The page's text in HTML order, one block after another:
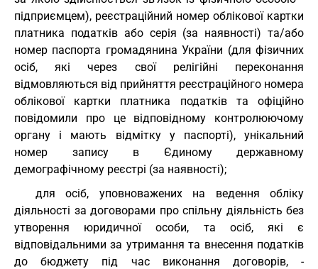
підприємцем), реєстраційний номер облікової картки
платника податків або серія (за наявності) та/або
номер паспорта громадянина України (для фізичних
осіб, які через свої релігійні переконання
відмовляються від прийняття реєстраційного номера
облікової картки платника податків та офіційно
повідомили про це відповідному контролюючому
органу і мають відмітку у паспорті), унікальний
номер запису в Єдиному державному
демографічному реєстрі (за наявності);
для осіб, уповноважених на ведення обліку
діяльності за договорами про спільну діяльність без
утворення юридичної особи, та осіб, які є
відповідальними за утримання та внесення податків
до бюджету під час виконання договорів, -